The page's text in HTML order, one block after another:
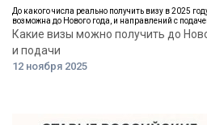
До какого числа реально получить визу в 2025
возможна до Нового года, и направлений с
Какие визы можно получить до
и подачи
12 ноября 2025